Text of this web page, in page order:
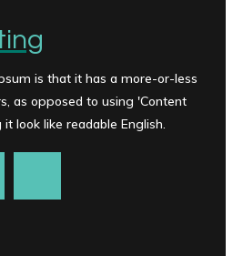
is that it has a more-or-less
as opposed to using 'Content
look like readable English.